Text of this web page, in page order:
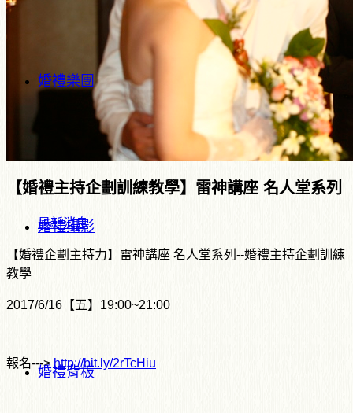
婚禮樂團
婚禮攝影
婚禮背板
【婚禮主持企劃訓練教學】雷神講座 名人堂系列
最新消息
【婚禮企劃主持力】雷神講座 名人堂系列--婚禮主持企劃訓練
教學
2017/6/16【五】19:00~21:00
報名---> http://bit.ly/2rTcHiu